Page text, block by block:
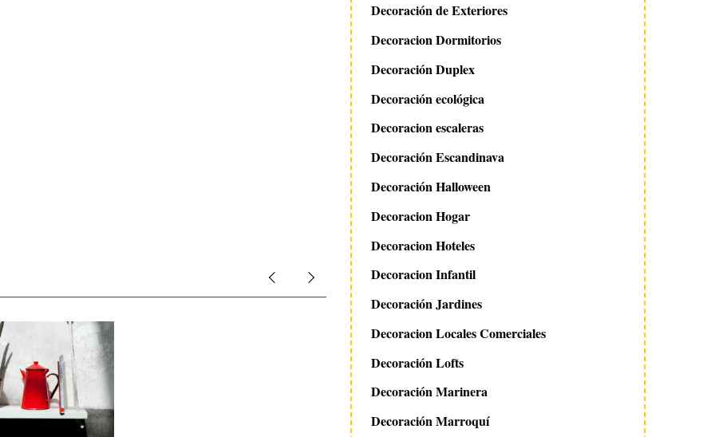
Decoración de Exteriores
Decoracion Dormitorios
Decoración Duplex
Decoración ecológica
Decoracion escaleras
Decoración Escandinava
Decoración Halloween
Decoracion Hogar
Decoracion Hoteles
Decoracion Infantil
Decoración Jardines
Decoracion Locales Comerciales
Decoración Lofts
Decoración Marinera
Decoración Marroquí